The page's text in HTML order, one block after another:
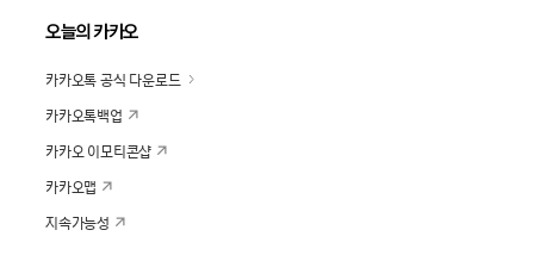
오늘의 카카오
카카오톡 공식 다운로드
카카오톡백업
카카오 이모티콘샵
카카오맵
지속가능성